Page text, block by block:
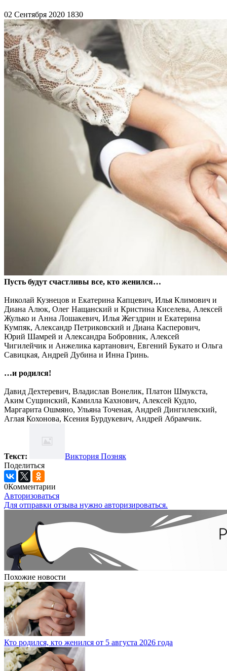
02 Сентября 2020 1830
Пусть будут счастливы все, кто женился…
Николай Кузнецов и Екатерина Капцевич, Илья Климович и
Диана Алюк, Олег Нащанский и Кристина Киселева, Алексей
Жулько и Анна Лошакевич, Илья Жегздрин и Екатерина
Кумпяк, Александр Петриковский и Диана Касперович,
Юрий Шамрей и Александра Бобровник, Алексей
Чигилейчик и Анжелика картанович, Евгений Букато и Ольга
Савицкая, Андрей Дубина и Инна Гринь.
…и родился!
Давид Дехтеревич, Владислав Вонелик, Платон Шмукста,
Аким Сущинский, Камилла Кахнович, Алексей Кудло,
Маргарита Ошмяно, Ульяна Точеная, Андрей Дингилевский,
Аглая Кохонова, Ксения Бурдукевич, Андрей Абрамчик.
Текст:
Виктория Позняк
Поделиться
0Комментарии
Авторизоваться
Для отправки отзыва нужно авторизироваться.
Похожие новости
Кто родился, кто женился от 5 августа 2026 года